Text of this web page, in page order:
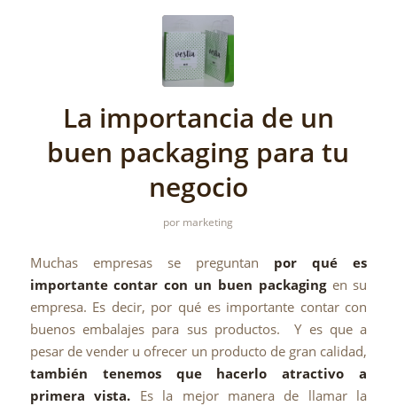
La importancia de un
buen packaging para tu
negocio
por marketing
Muchas empresas se preguntan por qué es
importante contar con un buen packagingen su
empresa. Es decir, por qué es importante contar con
buenos embalajes para sus productos. Y es que a
pesar de vender u ofrecer un producto de gran calidad,
también tenemos que hacerlo atractivo a
primera vista. Es la mejor manera de llamar la